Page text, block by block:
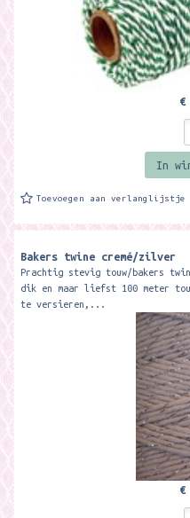
€
In
Toevoegen aan verlanglijstje
Bakers twine cremé/zilver
Prachtig stevig touw/bakers
dik en maar liefst 100 meter
te versieren,...
€